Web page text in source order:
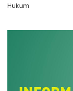
Hukum